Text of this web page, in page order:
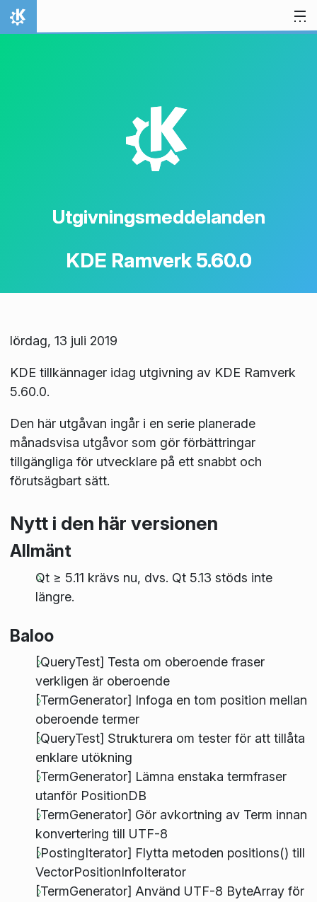
Gå till innehåll
Hem
K
Utgivningsmeddelanden
KDE Ramverk 5.60.0
lördag, 13 juli 2019
KDE tillkännager idag utgivning av KDE Ramverk
5.60.0.
Den här utgåvan ingår i en serie planerade
månadsvisa utgåvor som gör förbättringar
tillgängliga för utvecklare på ett snabbt och
förutsägbart sätt.
Nytt i den här versionen
Allmänt
Qt ≥ 5.11 krävs nu, dvs. Qt 5.13 stöds inte
längre.
Baloo
[QueryTest] Testa om oberoende fraser
verkligen är oberoende
[TermGenerator] Infoga en tom position mellan
oberoende termer
[QueryTest] Strukturera om tester för att tillåta
enklare utökning
[TermGenerator] Lämna enstaka termfraser
utanför PositionDB
[TermGenerator] Gör avkortning av Term innan
konvertering till UTF-8
[PostingIterator] Flytta metoden positions() till
VectorPositionInfoIterator
[TermGenerator] Använd UTF-8 ByteArray för